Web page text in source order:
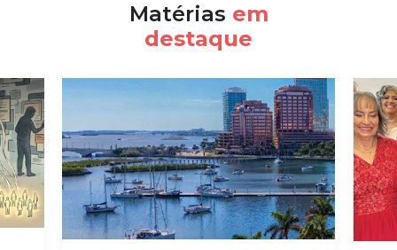
Matérias em
destaque